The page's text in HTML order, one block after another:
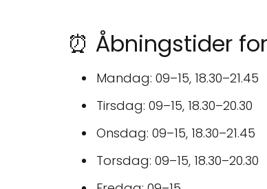
⏰ Åbningstider
Mandag: 09–15, 18.30–21.45
Tirsdag: 09–15, 18.30–20.30
Onsdag: 09–15, 18.30–21.45
Torsdag: 09–15, 18.30–20.30